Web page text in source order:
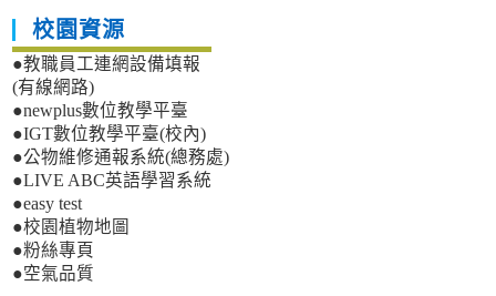
校園資源
●教職員工連網設備填報
(有線網路)
●newplus數位教學平臺
●IGT數位教學平臺(校內)
●公物維修通報系統(總務處)
●LIVE ABC英語學習系統
●easy test
●校園植物地圖
●粉絲專頁
●空氣品質